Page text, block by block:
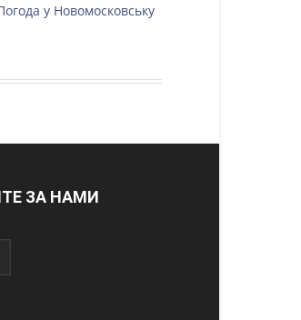
у Новомосковську
ЗА НАМИ